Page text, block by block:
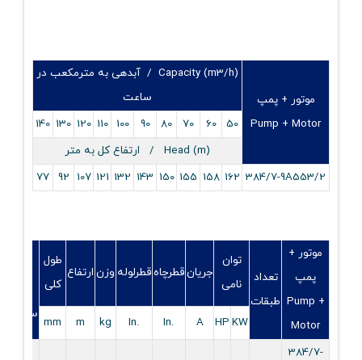
موتور + پمپ
Pump + Motor
Capacity (m3/h) / آبدهی به مترمکعب در
ساعت
50
60
70
80
90
100
110
120
130
140
Head (m) / ارتفاع کل به متر
384/7-9A553/2
162
158
155
150
143
132
121
107
92
77
موتور +
پمپ
Pump +
Motor
تعداد
طبقات
توان
نامی
جریانقطرچاهقطرلوله وزن ارتفاع
طول
کلی
سوپاپ
KW
HP
A
.In
.In
kg
m
mm
384/7-